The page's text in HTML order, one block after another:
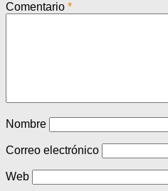
Comentario *
Nombre
Correo electrónico
Web